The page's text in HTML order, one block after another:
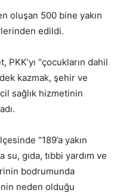
oluşan 500 bine yakın
edildi.
PKK’yı “çocukların dahil
kazmak, şehir ve
sağlık hizmetinin
“189’a yakın
gıda, tıbbi yardım ve
bodrumunda
neden olduğu